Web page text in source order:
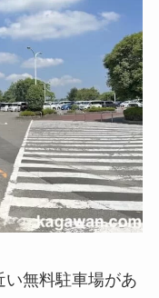
無料駐車場があ